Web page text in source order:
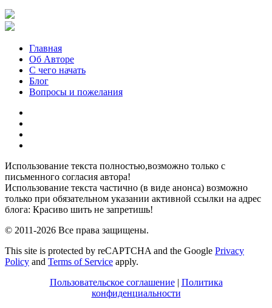
Главная
Об Авторе
С чего начать
Блог
Вопросы и пожелания
Использование текста полностью,возможно только с
письменного согласия автора!
Использование текста частично (в виде анонса) возможно
только при обязательном указании активной ссылки на адрес
блога: Красиво шить не запретишь!
© 2011-2026 Все права защищены.
This site is protected by reCAPTCHA and the Google Privacy
Policy and Terms of Service apply.
Пользовательское соглашение| Политика
конфиденциальности